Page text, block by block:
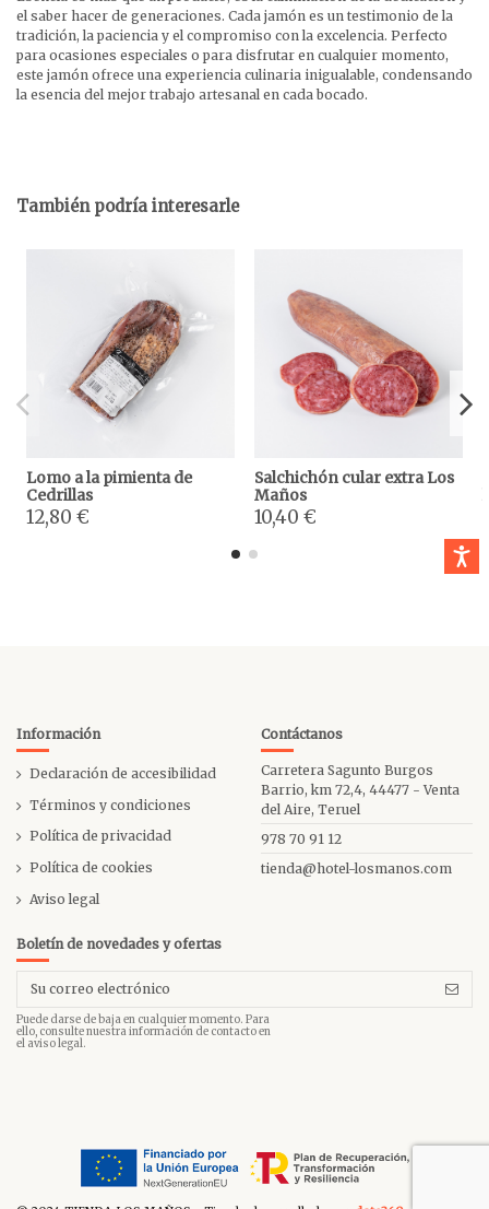
el saber hacer de generaciones. Cada jamón es un testimonio de la
tradición, la paciencia y el compromiso con la excelencia. Perfecto
para ocasiones especiales o para disfrutar en cualquier momento,
este jamón ofrece una experiencia culinaria inigualable, condensando
la esencia del mejor trabajo artesanal en cada bocado.
También podría interesarle
Lomo a la pimienta de
Cedrillas
12,80 €
Salchichón cular extra Los
Maños
10,40 €
Información
Declaración de accesibilidad
Términos y condiciones
Política de privacidad
Política de cookies
Aviso legal
Contáctanos
Carretera Sagunto Burgos
Barrio, km 72,4, 44477 - Venta
del Aire, Teruel
978 70 91 12
tienda@hotel-losmanos.com
Boletín de novedades y ofertas
Puede darse de baja en cualquier momento. Para
ello, consulte nuestra información de contacto en
el aviso legal.